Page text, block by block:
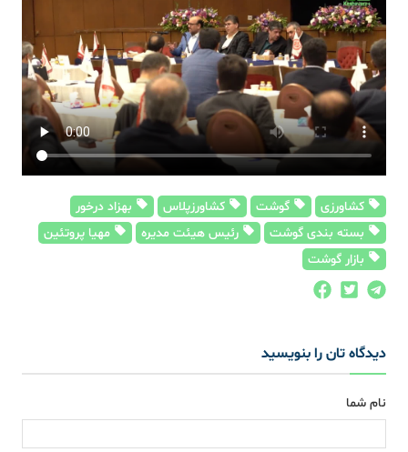
کشاورزی گوشت کشاورزپلاس
بهزاد درخور
بسته بندی گوشت
رئیس هیئت مدیره
مهیا پروتئین
بازار گوشت
دیدگاه تان را بنویسید
نام شما